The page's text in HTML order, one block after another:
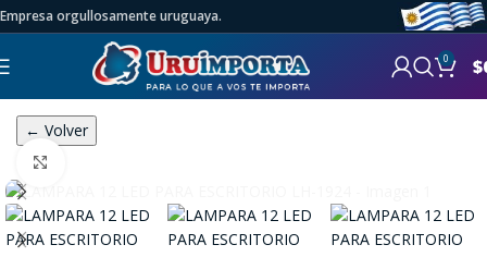
Empresa orgullosamente uruguaya.
0 $
← Volver